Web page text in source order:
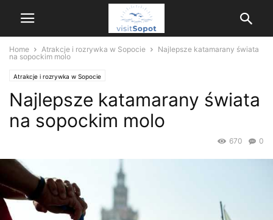
Home Atrakcje i rozrywka w Sopocie
Najlepsze katamarany świata
na sopockim molo
Atrakcje i rozrywka w Sopocie
Najlepsze katamarany świata
na sopockim molo
0
670